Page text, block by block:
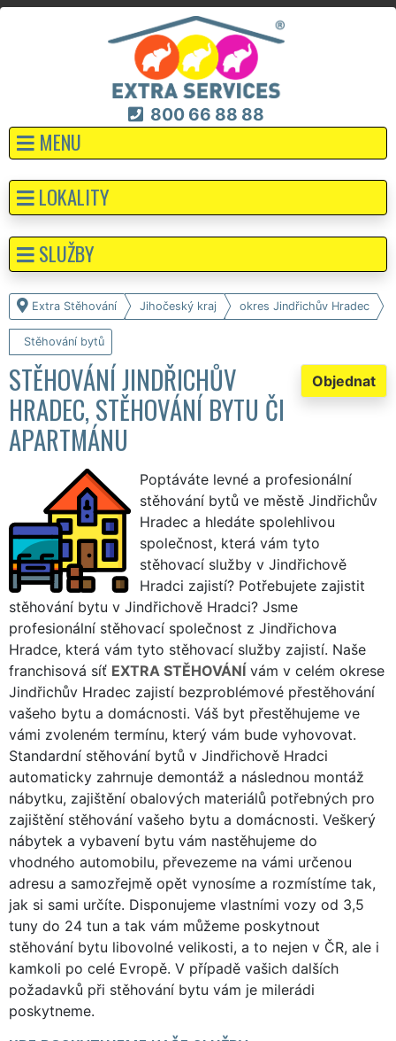
800 66 88 88
MENU
Extra Stěhování Jihočeský kraj okres Jindřichův Hradec
Stěhování bytů
Objednat
STĚHOVÁNÍ JINDŘICHŮV
HRADEC, STĚHOVÁNÍ BYTU ČI
APARTMÁNU
Poptáváte levné a profesionální
stěhování bytů ve městě Jindřichův
Hradec a hledáte spolehlivou
společnost, která vám tyto
stěhovací služby v Jindřichově
Hradci zajistí? Potřebujete zajistit
stěhování bytu v Jindřichově Hradci? Jsme
profesionální stěhovací společnost z Jindřichova
Hradce, která vám tyto stěhovací služby zajistí. Naše
franchisová síť EXTRA STĚHOVÁNÍ vám v celém okrese
Jindřichův Hradec zajistí bezproblémové přestěhování
vašeho bytu a domácnosti. Váš byt přestěhujeme ve
vámi zvoleném termínu, který vám bude vyhovovat.
Standardní stěhování bytů v Jindřichově Hradci
automaticky zahrnuje demontáž a následnou montáž
nábytku, zajištění obalových materiálů potřebných pro
zajištění stěhování vašeho bytu a domácnosti. Veškerý
nábytek a vybavení bytu vám nastěhujeme do
vhodného automobilu, převezeme na vámi určenou
adresu a samozřejmě opět vynosíme a rozmístíme tak,
jak si sami určíte. Disponujeme vlastními vozy od 3,5
tuny do 24 tun a tak vám můžeme poskytnout
stěhování bytu libovolné velikosti, a to nejen v ČR, ale i
kamkoli po celé Evropě. V případě vašich dalších
požadavků při stěhování bytu vám je milerádi
poskytneme.
LOKALITY
SLUŽBY